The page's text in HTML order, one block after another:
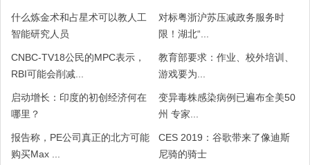
什么炼金术和占星术可以教人工
智能研究人员
对标粤浙沪苏压减政务服务时
限！湖北“...
CNBC-TV18公民的MPC表示，
RBI可能会削减...
教育部要求：作业、校外培训、
游戏要为...
启动增长：印度的初创经济何在
哪里？
变异毒株感染病例已遍布全美50
州 专家...
报告称，PE公司真正的北方可能
购买Max ...
CES 2019：谷歌带来了像迪斯
尼骑的骑士